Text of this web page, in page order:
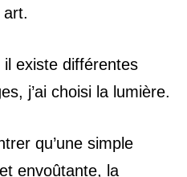
art.
il existe différentes
j’ai choisi la lumière.
qu’une simple
envoûtante, la